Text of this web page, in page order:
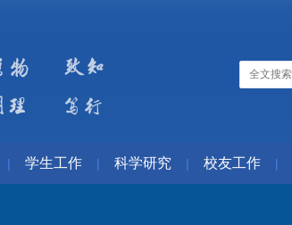
| 学生工作 | 科学研究 | 校友工作 |